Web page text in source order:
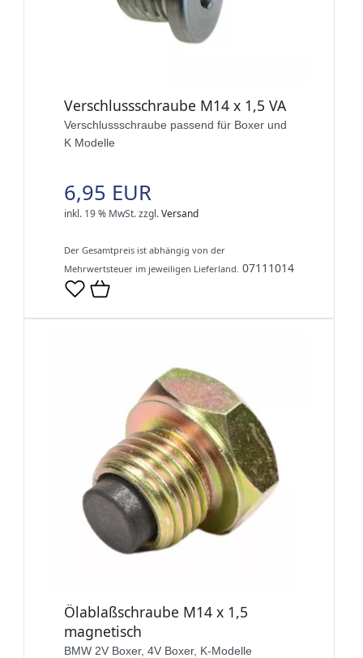
Verschlussschraube M14 x 1,5 VA
Verschlussschraube passend für Boxer und
K Modelle
6,95 EUR
inkl. 19 % MwSt.zzgl.Versand
Der Gesamtpreis ist abhängig von der
Mehrwertsteuer im jeweiligen Lieferland. 07111014
Ölablaßschraube M14 x 1,5
magnetisch
BMW 2V Boxer, 4V Boxer, K-Modelle